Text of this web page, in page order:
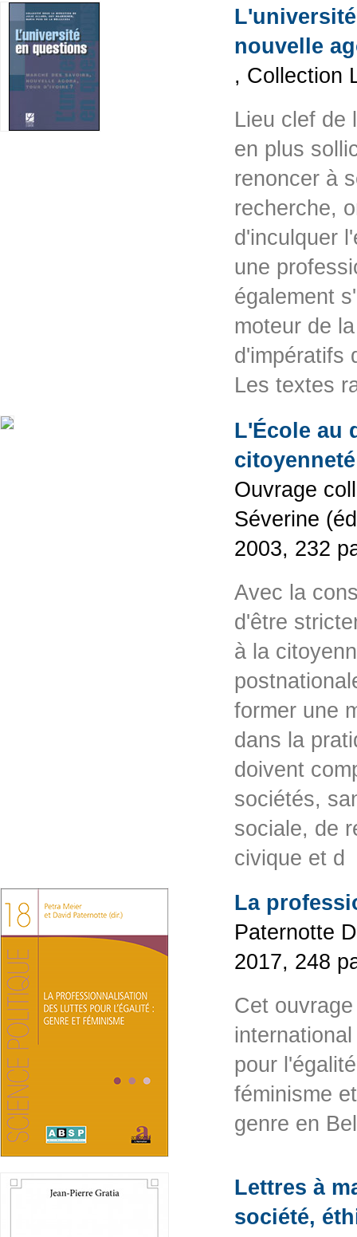
nouvelle
, Collection
Lieu clef de
en plus
renoncer à
recherche,
d'inculquer
une
également
moteur de
d'impératifs
Les textes
L'École au
Ouvrage
Séverine
2003, 232
Avec la
d'être
à la
former une
dans la
doivent
sociétés,
sociale, de
civique et d
La
Paternotte
2017, 248
Cet
pour
féminisme
genre en
Lettres à
société,